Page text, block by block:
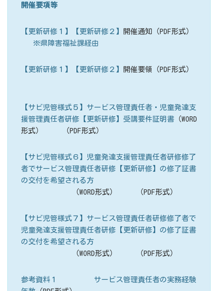
開催要項等
【更新研修１】【更新研修２】
開催通知（PDF形式）
※県障害福祉課経由
【更新研修１】【更新研修２】 開催要領（PDF形式）
【サビ児管様式５】サービス管理責任者・児童発達支
援管理責任者研修【更新研修】受講要件証明書 （WORD
形式）
（PDF形式）
【サビ児管様式６】児童発達支援管理責任者研修修了
者でサービス管理責任者研修【更新研修】の修了証書
の交付を希望される方
（WORD形式）
（PDF形式）
【サビ児管様式７】サービス管理責任者研修修了者で
児童発達支援管理責任者研修【更新研修】の修了証書
の交付を希望される方
（WORD形式）
（PDF形式）
参考資料１ サービス管理責任者の実務経験